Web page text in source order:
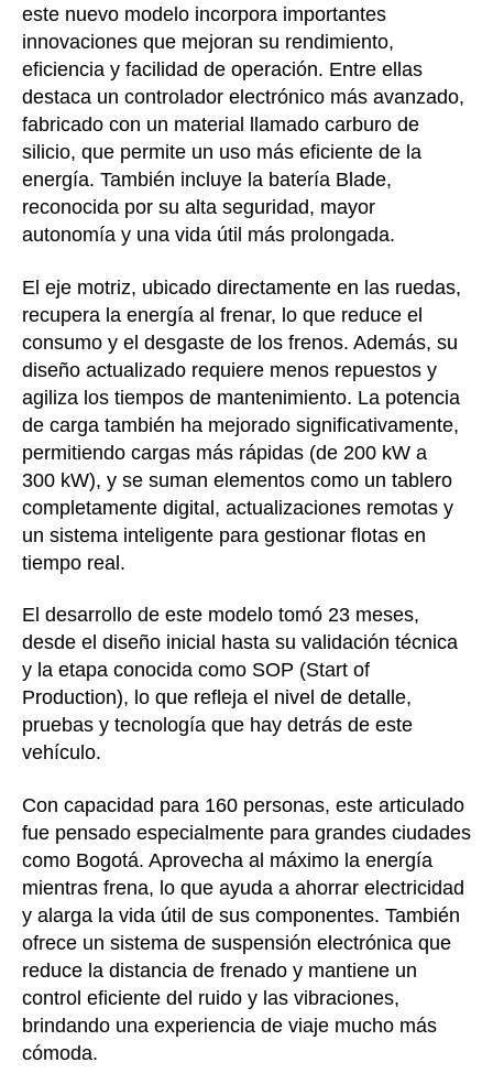
este nuevo modelo incorpora importantes
innovaciones que mejoran su rendimiento,
eficiencia y facilidad de operación. Entre ellas
destaca un controlador electrónico más avanzado,
fabricado con un material llamado carburo de
silicio, que permite un uso más eficiente de la
energía. También incluye la batería Blade,
reconocida por su alta seguridad, mayor
autonomía y una vida útil más prolongada.
El eje motriz, ubicado directamente en las ruedas,
recupera la energía al frenar, lo que reduce el
consumo y el desgaste de los frenos. Además, su
diseño actualizado requiere menos repuestos y
agiliza los tiempos de mantenimiento. La potencia
de carga también ha mejorado significativamente,
permitiendo cargas más rápidas (de 200 kW a
300 kW), y se suman elementos como un tablero
completamente digital, actualizaciones remotas y
un sistema inteligente para gestionar flotas en
tiempo real.
El desarrollo de este modelo tomó 23 meses,
desde el diseño inicial hasta su validación técnica
y la etapa conocida como SOP (Start of
Production), lo que refleja el nivel de detalle,
pruebas y tecnología que hay detrás de este
vehículo.
Con capacidad para 160 personas, este articulado
fue pensado especialmente para grandes ciudades
como Bogotá. Aprovecha al máximo la energía
mientras frena, lo que ayuda a ahorrar electricidad
y alarga la vida útil de sus componentes. También
ofrece un sistema de suspensión electrónica que
reduce la distancia de frenado y mantiene un
control eficiente del ruido y las vibraciones,
brindando una experiencia de viaje mucho más
cómoda.